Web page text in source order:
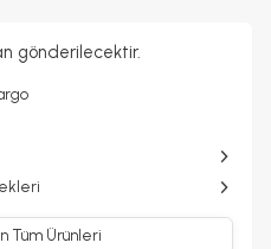
gönderilecektir.
Tüm Ürünleri